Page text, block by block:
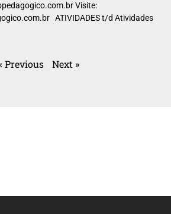
Visite:
ATIVIDADES t/d Atividades
Previous Next »